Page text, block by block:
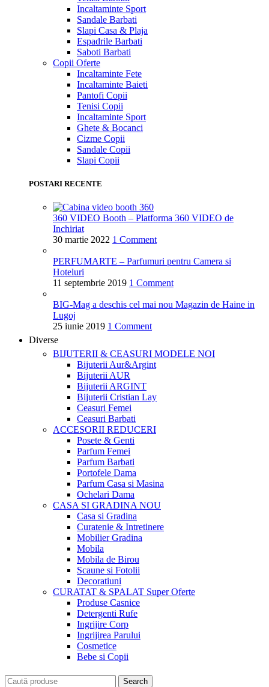
Incaltaminte Sport
Sandale Barbati
Slapi Casa & Plaja
Espadrile Barbati
Saboti Barbati
Copii Oferte
Incaltaminte Fete
Incaltaminte Baieti
Pantofi Copii
Tenisi Copii
Incaltaminte Sport
Ghete & Bocanci
Cizme Copii
Sandale Copii
Slapi Copii
POSTARI RECENTE
360 VIDEO Booth – Platforma 360 VIDEO de
Inchiriat
30 martie 2022 1 Comment
PERFUMARTE – Parfumuri pentru Camera si
Hoteluri
11 septembrie 2019 1 Comment
BIG-Mag a deschis cel mai nou Magazin de Haine in
Lugoj
25 iunie 2019 1 Comment
Diverse
BIJUTERII & CEASURI MODELE NOI
Bijuterii Aur&Argint
Bijuterii AUR
Bijuterii ARGINT
Bijuterii Cristian Lay
Ceasuri Femei
Ceasuri Barbati
ACCESORII REDUCERI
Posete & Genti
Parfum Femei
Parfum Barbati
Portofele Dama
Parfum Casa si Masina
Ochelari Dama
CASA SI GRADINANOU
Casa si Gradina
Curatenie & Intretinere
Mobilier Gradina
Mobila
Mobila de Birou
Scaune si Fotolii
Decoratiuni
CURATAT & SPALAT Super Oferte
Produse Casnice
Detergenti Rufe
Ingrijire Corp
Ingrijirea Parului
Cosmetice
Bebe si Copii
Search